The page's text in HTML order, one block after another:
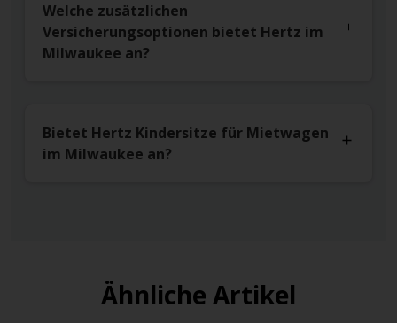
Welche zusätzlichen
Versicherungsoptionen bietet Hertz im
Milwaukee an?
Bietet Hertz Kindersitze für Mietwagen
im Milwaukee an?
Ähnliche Artikel